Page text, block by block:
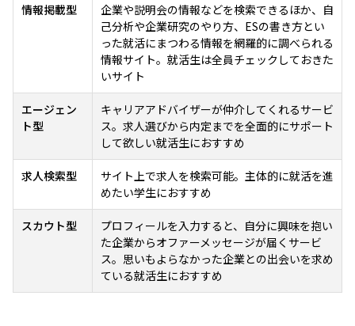
情報掲載型
企業や説明会の情報などを検索できるほか、自
己分析や企業研究のやり方、ESの書き方とい
った就活にまつわる情報を網羅的に調べられる
情報サイト。就活生は全員チェックしておきた
いサイト
エージェン
ト型
キャリアアドバイザーが仲介してくれるサービ
ス。求人選びから内定までを全面的にサポート
して欲しい就活生におすすめ
求人検索型
サイト上で求人を検索可能。主体的に就活を進
めたい学生におすすめ
スカウト型
プロフィールを入力すると、自分に興味を抱い
た企業からオファーメッセージが届くサービ
ス。思いもよらなかった企業との出会いを求め
ている就活生におすすめ